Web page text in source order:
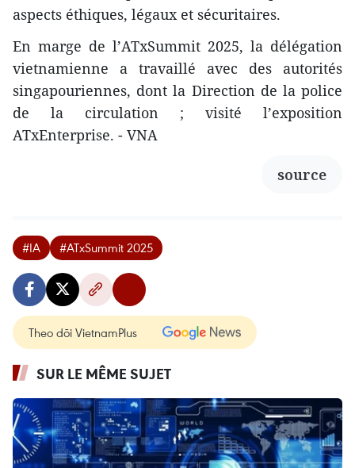
aspects éthiques, légaux et sécuritaires.
En marge de l’ATxSummit 2025, la délégation
vietnamienne a travaillé avec des autorités
singapouriennes, dont la Direction de la police
de la circulation ; visité l’exposition
ATxEnterprise. - VNA
source
#IA #ATxSummit 2025
Theo dõi VietnamPlus
SUR LE MÊME SUJET